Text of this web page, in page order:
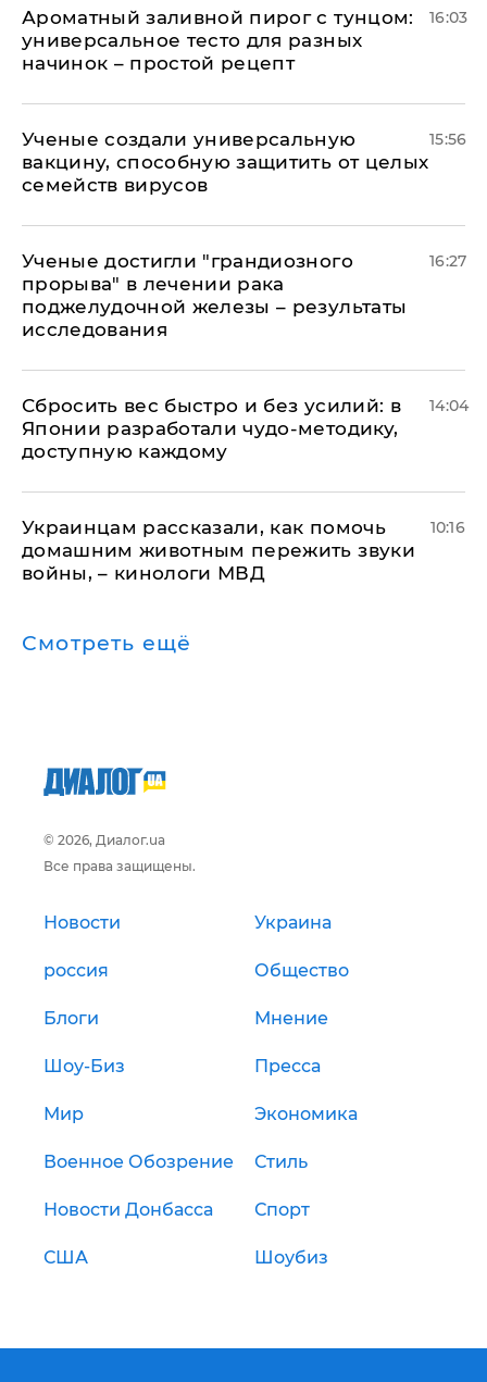
Ароматный заливной пирог с тунцом:
универсальное тесто для разных
начинок – простой рецепт
16:03
Ученые создали универсальную
вакцину, способную защитить от целых
семейств вирусов
15:56
Ученые достигли "грандиозного
прорыва" в лечении рака
поджелудочной железы – результаты
исследования
16:27
Сбросить вес быстро и без усилий: в
Японии разработали чудо-методику,
доступную каждому
14:04
Украинцам рассказали, как помочь
домашним животным пережить звуки
войны, – кинологи МВД
10:16
Смотреть ещё
© 2026, Диалог.ua
Все права защищены.
Новости Украина
россия Общество
Блоги Мнение
Шоу-Биз Пресса
Мир Экономика
Военное Обозрение Стиль
Новости Донбасса Спорт
США Шоубиз